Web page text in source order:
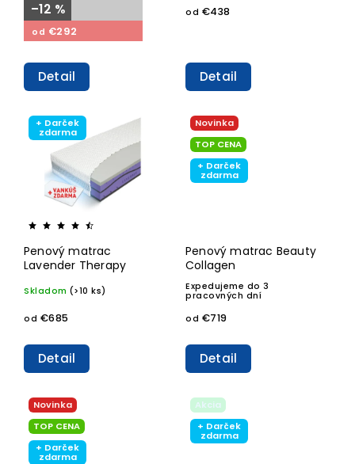
–12 %
od €292
Detail
od €438
Detail
+ Darček
zdarma
Penový matrac
Lavender Therapy
Skladom (>10 ks)
od €685
Detail
Novinka
TOP CENA
+ Darček
zdarma
Penový matrac Beauty
Collagen
Expedujeme do 3
pracovných dní
od €719
Detail
Novinka
TOP CENA
+ Darček
zdarma
Akcia
+ Darček
zdarma